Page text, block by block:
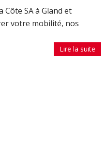
Côte SA à Gland et
votre mobilité, nos
Lire la suite